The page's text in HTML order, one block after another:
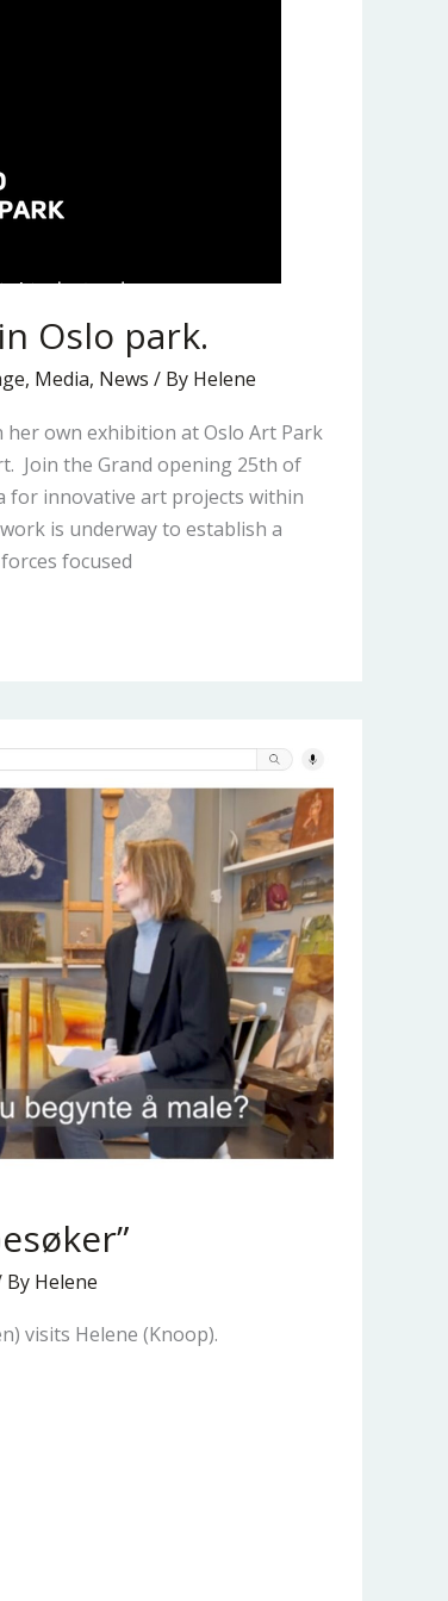
Oslo park.
, Media, News / By Helene
own exhibition at Oslo Art Park
Join the Grand opening 25th of
for innovative art projects within
is underway to establish a
focused
By Helene
visits Helene (Knoop).